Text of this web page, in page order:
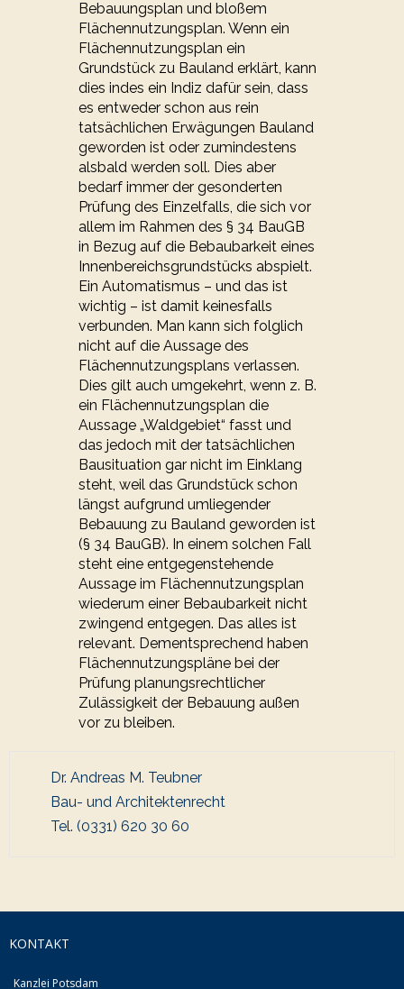
Bebauungsplan und bloßem
Flächennutzungsplan. Wenn ein
Flächennutzungsplan ein
Grundstück zu Bauland erklärt, kann
dies indes ein Indiz dafür sein, dass
es entweder schon aus rein
tatsächlichen Erwägungen Bauland
geworden ist oder zumindestens
alsbald werden soll. Dies aber
bedarf immer der gesonderten
Prüfung des Einzelfalls, die sich vor
allem im Rahmen des § 34 BauGB
in Bezug auf die Bebaubarkeit eines
Innenbereichsgrundstücks abspielt.
Ein Automatismus – und das ist
wichtig – ist damit keinesfalls
verbunden. Man kann sich folglich
nicht auf die Aussage des
Flächennutzungsplans verlassen.
Dies gilt auch umgekehrt, wenn z. B.
ein Flächennutzungsplan die
Aussage „Waldgebiet“ fasst und
das jedoch mit der tatsächlichen
Bausituation gar nicht im Einklang
steht, weil das Grundstück schon
längst aufgrund umliegender
Bebauung zu Bauland geworden ist
(§ 34 BauGB). In einem solchen Fall
steht eine entgegenstehende
Aussage im Flächennutzungsplan
wiederum einer Bebaubarkeit nicht
zwingend entgegen. Das alles ist
relevant. Dementsprechend haben
Flächennutzungspläne bei der
Prüfung planungsrechtlicher
Zulässigkeit der Bebauung außen
vor zu bleiben.
Dr. Andreas M. Teubner
Bau- und Architektenrecht
Tel. (0331) 620 30 60
KONTAKT
Kanzlei Potsdam